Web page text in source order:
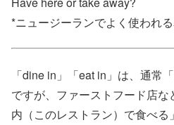
*ニュージーランでよく使われる
「dine in」「eat in」は、通常
ですが、ファーストフード店
内（このレストラン）で食べる